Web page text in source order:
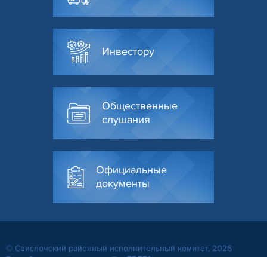
Инвестору
Общественные
слушания
Официальные
документы
© Свислочский районный исполнительный комитет, 2026